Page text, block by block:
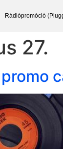
Rádiópromóció
27.